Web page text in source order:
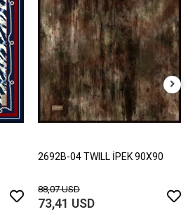
2692B-04 TWILL İPEK 90X90
88,07 USD
73,41 USD